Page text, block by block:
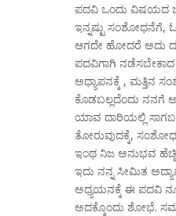
ಪದವಿ ಒಂದು ವಿಷಯದ
ಇನ್ನಷ್ಟು ಸಂಶೋಧನೆಗೆ,
ಆಗದೇ ಹೋದರೆ ಅದು
ಪದವಿಗಾಗಿ
ಅಧ್ಯಾಪನಕ್ಕೆ , ಮತ್ತಿನ
ಕೊಡಬಲ್ಲದೆಂದು ನನಗೆ
ಯಾವ ದಾರಿಯಲ್ಲಿ
ತೋರುವುದಕ್ಕೆ,
ಇಂಥ ನಿಜ ಅನುಭವ
ಇದು ನನ್ನ ಸೀಮಿತ
ಅಧ್ಯಯನಕ್ಕೆ ಈ ಪದವಿ
ಅದಕ್ಕೊಂದು ಶೋಭೆ.